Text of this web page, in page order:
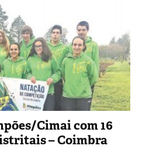
Cimai com 16
– Coimbra